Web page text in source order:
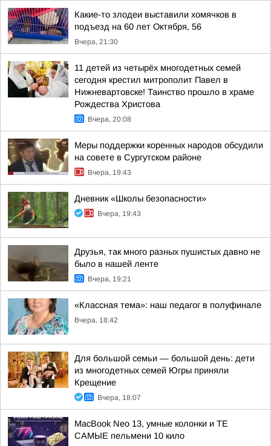
Какие-то злодеи выставили хомячков в
подъезд на 60 лет Октября, 56
Вчера, 21:30
11 детей из четырёх многодетных семей
сегодня крестил митрополит Павел в
Нижневартовске! Таинство прошло в храме
Рождества Христова
Вчера, 20:08
Меры поддержки коренных народов обсудили
на совете в Сургутском районе
Вчера, 19:43
Дневник «Школы безопасности»
Вчера, 19:43
Друзья, так много разных пушистых давно не
было в нашей ленте
Вчера, 19:21
«Классная тема»: наш педагог в полуфинале
Вчера, 18:42
Для большой семьи — большой день: дети
из многодетных семей Югры приняли
Крещение
Вчера, 18:07
MacBook Neo 13, умные колонки и ТЕ
САМЫЕ пельмени 10 кило